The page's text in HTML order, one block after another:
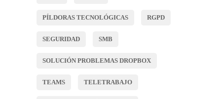
PÍLDORAS TECNOLÓGICAS RGPD
SEGURIDAD SMB
SOLUCIÓN PROBLEMAS DROPBOX
TEAMS TELETRABAJO